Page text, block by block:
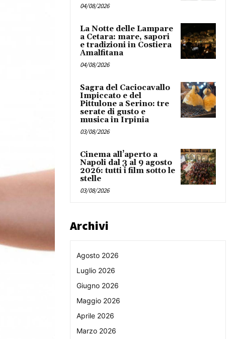
04/08/2026
La Notte delle Lampare
a Cetara: mare, sapori
e tradizioni in Costiera
Amalfitana
04/08/2026
Sagra del Caciocavallo
Impiccato e del
Pittulone a Serino: tre
serate di gusto e
musica in Irpinia
03/08/2026
Cinema all’aperto a
Napoli dal 3 al 9 agosto
2026: tutti i film sotto le
stelle
03/08/2026
Archivi
Agosto 2026
Luglio 2026
Giugno 2026
Maggio 2026
Aprile 2026
Marzo 2026